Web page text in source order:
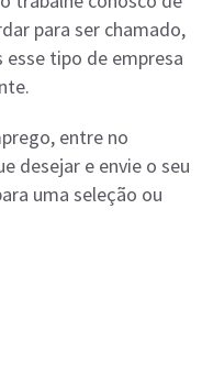
para ser chamado,
tipo de empresa
entre no
desejar e envie o seu
uma seleção ou